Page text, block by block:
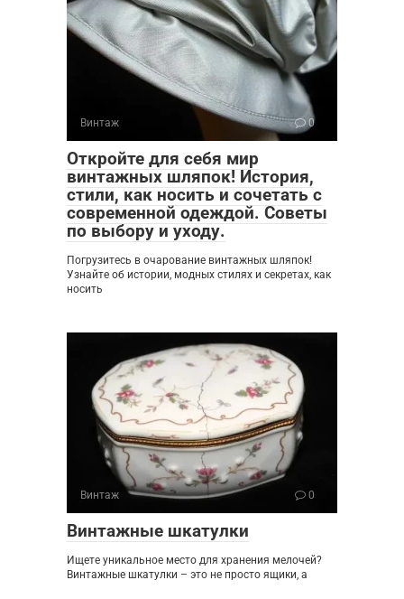
Винтаж 0
Откройте для себя мир
винтажных шляпок! История,
стили, как носить и сочетать с
современной одеждой. Советы
по выбору и уходу.
Погрузитесь в очарование винтажных шляпок!
Узнайте об истории, модных стилях и секретах, как
носить
Винтаж 0
Винтажные шкатулки
Ищете уникальное место для хранения мелочей?
Винтажные шкатулки – это не просто ящики, а